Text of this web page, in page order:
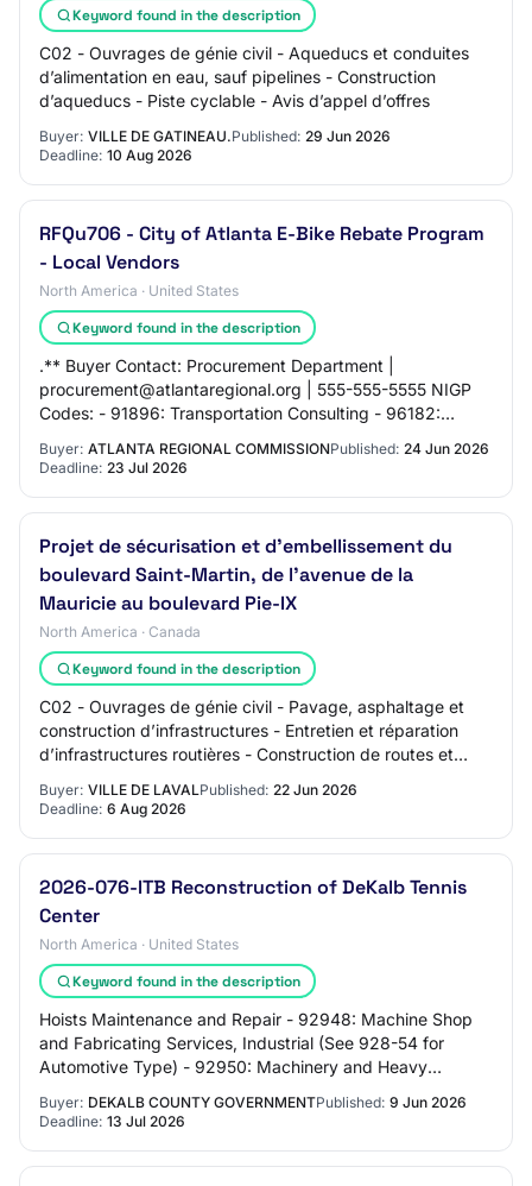
Keyword found in the description
C02 - Ouvrages de génie civil - Aqueducs et conduites
d’alimentation en eau, sauf pipelines - Construction
d’aqueducs - Piste cyclable - Avis d’appel d’offres
Buyer: VILLE DE GATINEAU.Published: 29 Jun 2026
Deadline: 10 Aug 2026
RFQu706 - City of Atlanta E-Bike Rebate Program
- Local Vendors
North America · United States
Keyword found in the description
.** Buyer Contact: Procurement Department |
procurement@atlantaregional.org | 555-555-5555 NIGP
Codes: - 91896: Transportation Consulting - 96182:
Buyer: ATLANTA REGIONAL COMMISSIONPublished: 24 Jun 2026
Deadline: 23 Jul 2026
Projet de sécurisation et d'embellissement du
boulevard Saint-Martin, de l’avenue de la
Mauricie au boulevard Pie-IX
North America · Canada
Keyword found in the description
C02 - Ouvrages de génie civil - Pavage, asphaltage et
construction d’infrastructures - Entretien et réparation
d’infrastructures routières - Construction de routes et
Buyer: VILLE DE LAVALPublished: 22 Jun 2026
Deadline: 6 Aug 2026
2026-076-ITB Reconstruction of DeKalb Tennis
Center
North America · United States
Keyword found in the description
Hoists Maintenance and Repair - 92948: Machine Shop
and Fabricating Services, Industrial (See 928-54 for
Automotive Type) - 92950: Machinery and Heavy
Buyer: DEKALB COUNTY GOVERNMENTPublished: 9 Jun 2026
Deadline: 13 Jul 2026